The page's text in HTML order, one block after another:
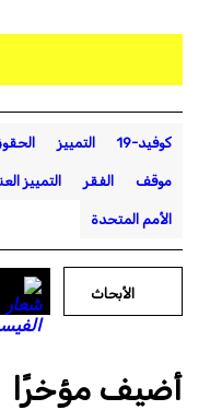
كوفيد-19 التمييز
موقف الفقر التمييز
الأمم المتحدة
الأبحاث
أضيف مؤخرًا